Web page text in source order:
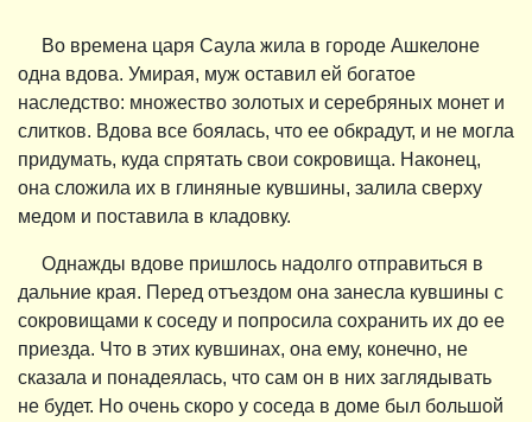
Во времена царя Саула жила в городе Ашкелоне
одна вдова. Умирая, муж оставил ей богатое
наследство: множество золотых и серебряных монет и
слитков. Вдова все боялась, что ее обкрадут, и не могла
придумать, куда спрятать свои сокровища. Наконец,
она сложила их в глиняные кувшины, залила сверху
медом и поставила в кладовку.
Однажды вдове пришлось надолго отправиться в
дальние края. Перед отъездом она занесла кувшины с
сокровищами к соседу и попросила сохранить их до ее
приезда. Что в этих кувшинах, она ему, конечно, не
сказала и понадеялась, что сам он в них заглядывать
не будет. Но очень скоро у соседа в доме был большой